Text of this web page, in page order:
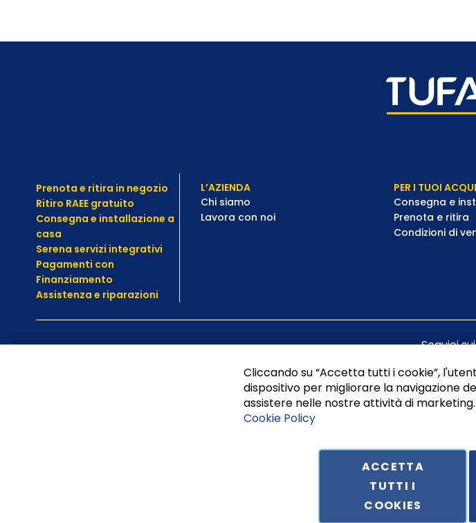
Prenota e ritira in negozio
Ritiro RAEE gratuito
Consegna e installazione a
casa
Serena servizi integrativi
Pagamenti con
Finanziamento
Assistenza e riparazioni
L’AZIENDA
Chi siamo
Lavora con noi
PER I TUOI
Consegna e
Prenota e ritira
Condizioni di
Seguici
Tufano Teresa S.r.l’. Cap. Soc. i.v. € 312.000,00 - Sede legale in Via Principe di Piemonte
Cliccando su “Accetta tutti i cookie”,
dispositivo per migliorare la navigazione
assistere nelle nostre attività di
Cookie Policy
ACCETTA
TUTTI I
COOKIES